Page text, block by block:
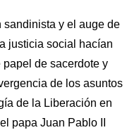
sandinista y el auge de
justicia social hacían
de sacerdote y
de los asuntos
de la Liberación en
papa Juan Pablo II